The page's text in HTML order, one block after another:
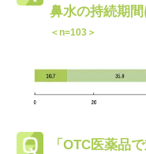
鼻水の持続期間
＜n=103＞
「OTC医薬品